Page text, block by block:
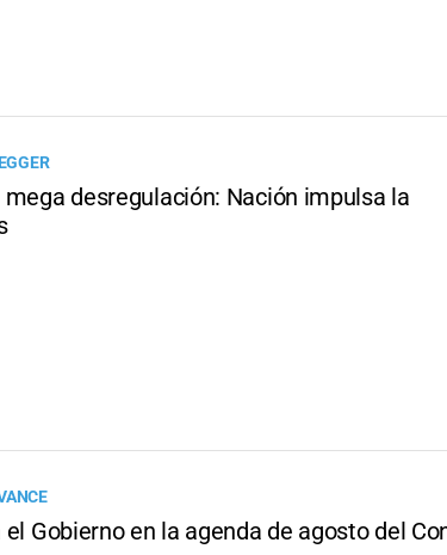
desregulación: Nación impulsa la
Gobierno en la agenda de agosto del